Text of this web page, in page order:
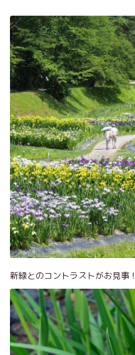
新緑とのコントラストがお見